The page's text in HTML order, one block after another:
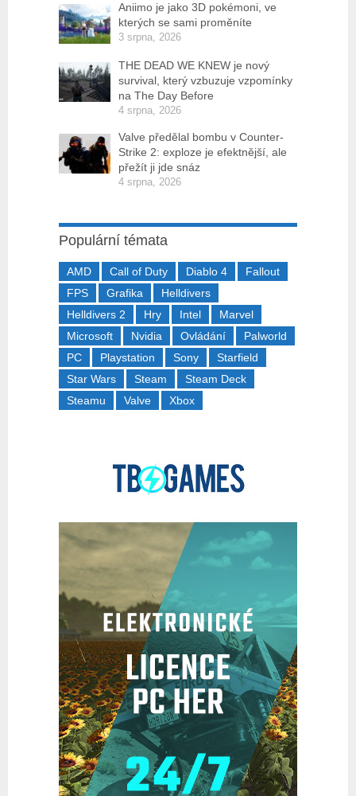
Aniimo je jako 3D pokémoni, ve
kterých se sami proměníte
3 srpna, 2026
THE DEAD WE KNEW je nový
survival, který vzbuzuje vzpomínky
na The Day Before
4 srpna, 2026
Valve předělal bombu v Counter-
Strike 2: exploze je efektnější, ale
přežít ji jde snáz
4 srpna, 2026
Populární témata
AMD Call of Duty Diablo 4
Fallout
FPS
Grafika
Helldivers
Helldivers 2
Hry Intel
Marvel
Microsoft
Nvidia Ovládání
Palworld
PC
Playstation Sony
Starfield
Star Wars
Steam
Steam Deck
Steamu
Valve Xbox